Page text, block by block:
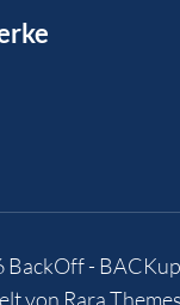
BackOff -
von Rara Themes